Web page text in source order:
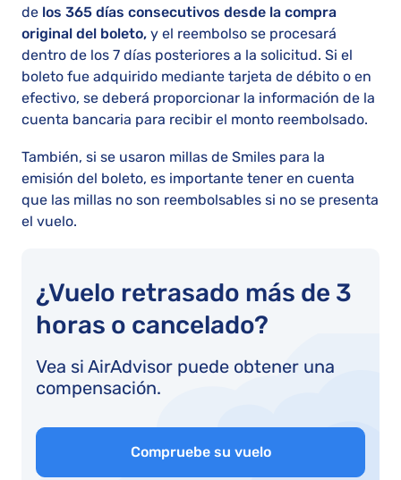
de los 365 días consecutivos desde la compra
original del boleto, y el reembolso se procesará
dentro de los 7 días posteriores a la solicitud. Si el
boleto fue adquirido mediante tarjeta de débito o en
efectivo, se deberá proporcionar la información de la
cuenta bancaria para recibir el monto reembolsado.
También, si se usaron millas de Smiles para la
emisión del boleto, es importante tener en cuenta
que las millas no son reembolsables si no se presenta
el vuelo.
¿Vuelo retrasado más de 3
horas o cancelado?
Vea si AirAdvisor puede obtener una
compensación.
Compruebe su vuelo